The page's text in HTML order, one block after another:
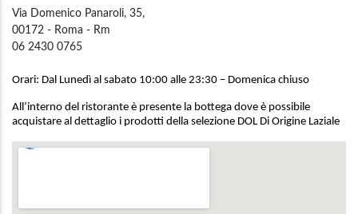
Via Domenico Panaroli, 35,
00172 - Roma - Rm
06 2430 0765
Orari: Dal Lunedì al sabato 10:00 alle 23:30 – Domenica chiuso
All’interno del ristorante è presente la bottega dove è possibile
acquistare al dettaglio i prodotti della selezione DOL Di Origine Laziale